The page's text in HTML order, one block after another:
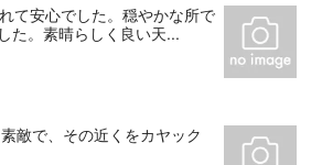
て安心でした。穏やかな所で
た。素晴らしく良い天...
敵で、その近くをカヤック